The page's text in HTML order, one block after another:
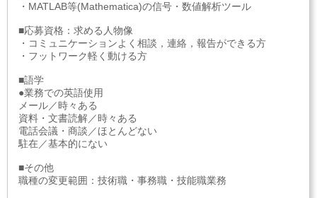
・MATLAB等(Mathematica)の信号・数値解析ツール
■応募資格：求める人物像
・コミュニケーションよく相談，連絡，報告ができる方
・フットワーク軽く動ける方
■語学
●業務での英語使用
メール／時々ある
資料・文書読解／時々ある
電話会議・商談／ほとんどない
駐在／基本的にない
■その他
職種の変更範囲：技術職・事務職・技能職業務